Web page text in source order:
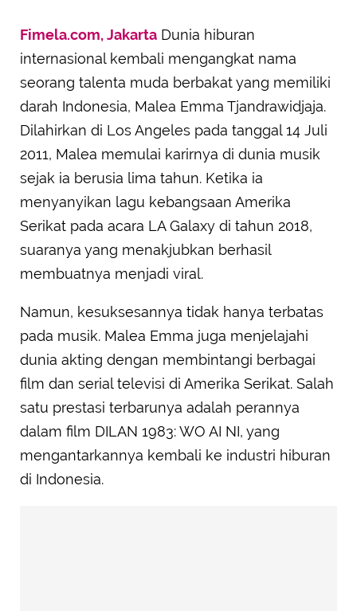
Fimela.com, Jakarta Dunia hiburan
internasional kembali mengangkat nama
seorang talenta muda berbakat yang memiliki
darah Indonesia, Malea Emma Tjandrawidjaja.
Dilahirkan di Los Angeles pada tanggal 14 Juli
2011, Malea memulai karirnya di dunia musik
sejak ia berusia lima tahun. Ketika ia
menyanyikan lagu kebangsaan Amerika
Serikat pada acara LA Galaxy di tahun 2018,
suaranya yang menakjubkan berhasil
membuatnya menjadi viral.
Namun, kesuksesannya tidak hanya terbatas
pada musik. Malea Emma juga menjelajahi
dunia akting dengan membintangi berbagai
film dan serial televisi di Amerika Serikat. Salah
satu prestasi terbarunya adalah perannya
dalam film DILAN 1983: WO AI NI, yang
mengantarkannya kembali ke industri hiburan
di Indonesia.